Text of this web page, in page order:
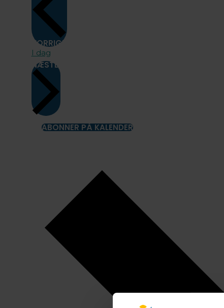
FORRIGE
I dag
NÆSTE
ABONNER PÅ KALENDER